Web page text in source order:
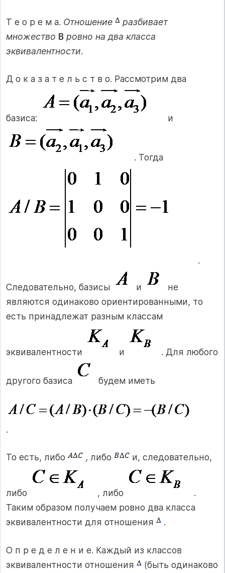
Т е о р е м а. Отношение
разбивает
множество В ровно на два класса
эквивалентности.
Д о к а з а т е л ь с т в о. Рассмотрим два
базиса: и
. Тогда
.
Следовательно, базисы и
не
являются одинаково ориентированными, то
есть принадлежат разным классам
эквивалентности и . Для любого
другого базиса будем иметь
.
То есть, либо , либо и, следовательно,
либо , либо
.
Таким образом получаем ровно два класса
эквивалентности для отношения
.
О п р е д е л е н и е. Каждый из классов
эквивалентности отношения
(быть одинаково